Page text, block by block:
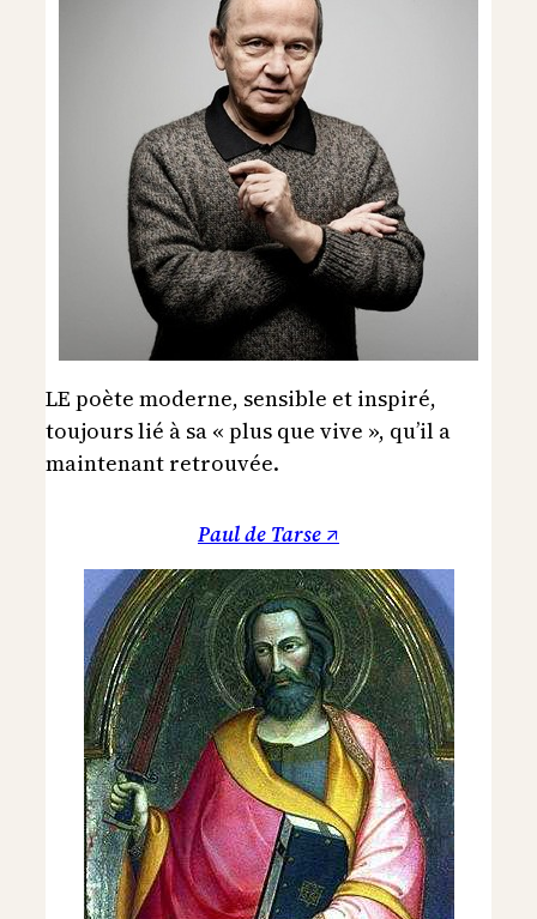
LE poète moderne, sensible et inspiré,
toujours lié à sa « plus que vive », qu’il a
maintenant retrouvée.
Paul de Tarse ↗